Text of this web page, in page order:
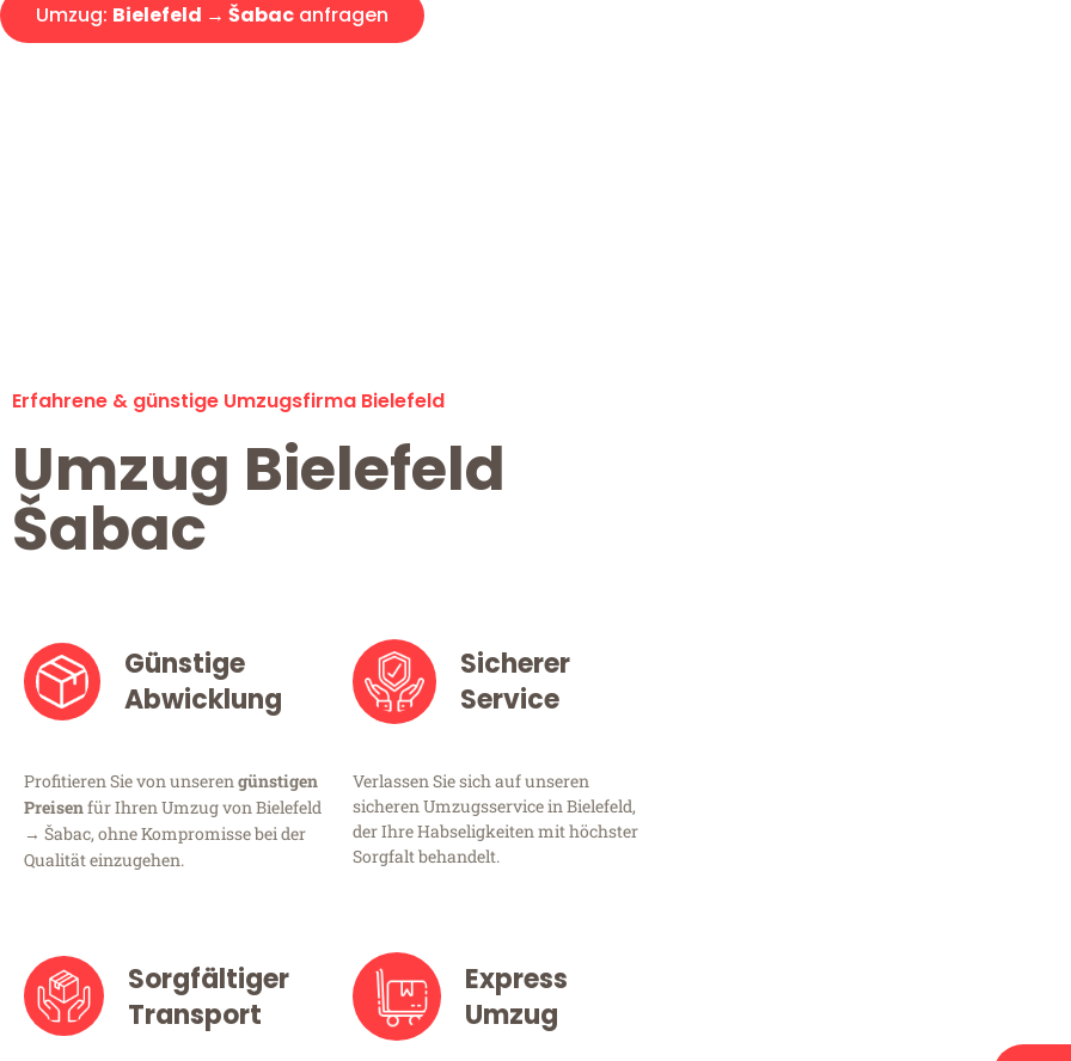
Umzug: Bielefeld → Šabac anfragen
Erfahrene & günstige Umzugsfirma Bielefeld
Umzug Bielefeld
Šabac
Günstige
Abwicklung
Profitieren Sie von unserengünstigen
Preisenfür Ihren Umzug von Bielefeld
→ Šabac, ohne Kompromisse bei der
Qualität einzugehen.
Sicherer
Service
Verlassen Sie sich auf unseren
sicheren Umzugsservice in Bielefeld,
der Ihre Habseligkeiten mit höchster
Sorgfalt behandelt.
Sorgfältiger
Transport
Express
Umzug